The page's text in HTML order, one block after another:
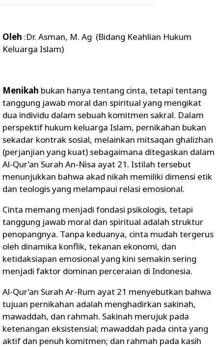
Oleh :Dr. Asman, M. Ag (Bidang Keahlian Hukum
Keluarga Islam)
Menikah bukan hanya tentang cinta, tetapi tentang
tanggung jawab moral dan spiritual yang mengikat
dua individu dalam sebuah komitmen sakral. Dalam
perspektif hukum keluarga Islam, pernikahan bukan
sekadar kontrak sosial, melainkan mitsaqan ghalizhan
(perjanjian yang kuat) sebagaimana ditegaskan dalam
Al-Qur’an Surah An-Nisa ayat 21. Istilah tersebut
menunjukkan bahwa akad nikah memiliki dimensi etik
dan teologis yang melampaui relasi emosional.
Cinta memang menjadi fondasi psikologis, tetapi
tanggung jawab moral dan spiritual adalah struktur
penopangnya. Tanpa keduanya, cinta mudah tergerus
oleh dinamika konflik, tekanan ekonomi, dan
ketidaksiapan emosional yang kini semakin sering
menjadi faktor dominan perceraian di Indonesia.
Al-Qur’an Surah Ar-Rum ayat 21 menyebutkan bahwa
tujuan pernikahan adalah menghadirkan sakinah,
mawaddah, dan rahmah. Sakinah merujuk pada
ketenangan eksistensial; mawaddah pada cinta yang
aktif dan penuh komitmen; dan rahmah pada kasih